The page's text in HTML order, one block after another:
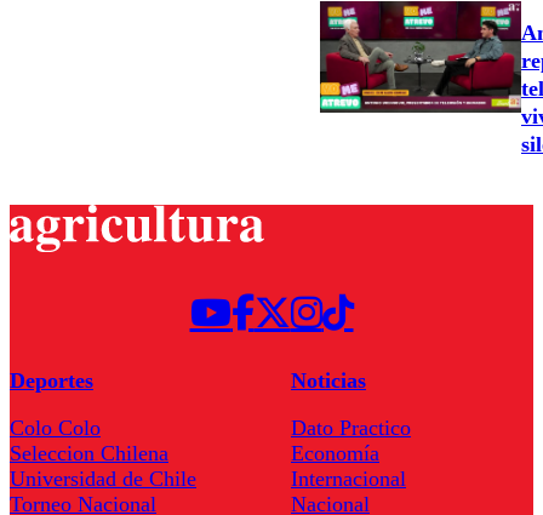
Deportes
Colo Colo
Seleccion Chilena
Universidad de Chile
Torneo Nacional
Noticias
Dato Practico
Economía
Internacional
Nacional